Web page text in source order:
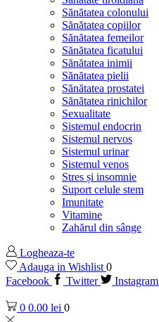
Sănătatea colonului
Sănătatea copiilor
Sănătatea femeilor
Sănătatea ficatului
Sănătatea inimii
Sănătatea pielii
Sănătatea prostatei
Sănătatea rinichilor
Sexualitate
Sistemul endocrin
Sistemul nervos
Sistemul urinar
Sistemul venos
Stres și insomnie
Suport celule stem
Imunitate
Vitamine
Zahărul din sânge
Logheaza-te
Adauga in Wishlist 0
Facebook
Twitter Instagram
0 0.00 lei 0